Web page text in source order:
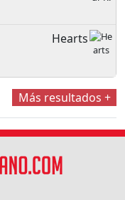
Hearts
Más resultados +